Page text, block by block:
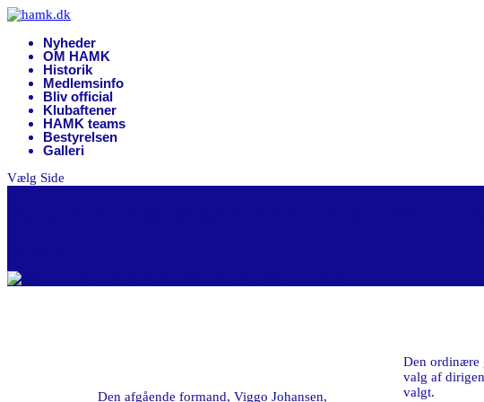
Nyheder
OM HAMK
Historik
Medlemsinfo
Bliv official
Klubaftener
HAMK teams
Bestyrelsen
Galleri
Vælg Side
Den afgående formand, Viggo Johansen,
Den ordinære
valg af
valgt.